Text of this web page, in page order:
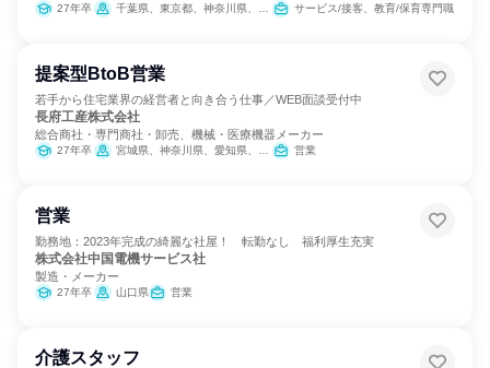
ション27年卒 千葉県、東京都、神奈川県、愛知県、滋賀県、大阪府、兵庫県、山口県、徳島県、福岡県、大分県 サービス/接客、教育/保育専門職
提案型BtoB営業
若手から住宅業界の経営者と向き合う仕事／WEB面談受付中
長府工産株式会社
総合商社・専門商社・卸売、機械・医療機器メーカー
27年卒 宮城県、神奈川県、愛知県、大阪府、山口県 営業
営業
勤務地：2023年完成の綺麗な社屋！ 転勤なし 福利厚生充実
株式会社中国電機サービス社
製造・メーカー
27年卒 山口県 営業
介護スタッフ